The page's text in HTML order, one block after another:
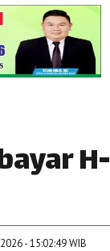
H-
- 15:02:49 WIB